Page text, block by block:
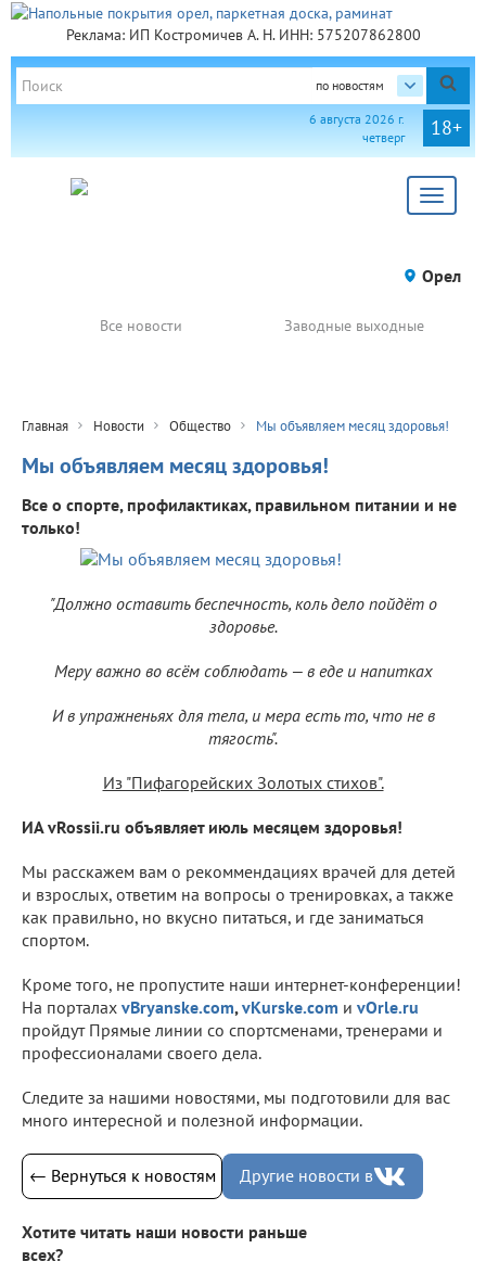
Реклама: ИП Костромичев А. Н. ИНН: 575207862800
по новостям
18+
6 августа 2026 г.
четверг
Toggle
Орел
Все новости Заводные выходные
Главная Новости Общество Мы объявляем месяц здоровья!
Мы объявляем месяц здоровья!
Все о спорте, профилактиках, правильном питании и не
только!
"Должно оставить беспечность, коль дело пойдёт о
здоровье.
Меру важно во всём соблюдать — в еде и напитках
И в упражненьях для тела, и мера есть то, что не в
тягость".
Из "Пифагорейских Золотых стихов".
ИА vRossii.ru объявляет июль месяцем здоровья!
Мы расскажем вам о рекоммендациях врачей для детей
и взрослых, ответим на вопросы о тренировках, а также
как правильно, но вкусно питаться, и где заниматься
спортом.
Кроме того, не пропустите наши интернет-конференции!
На порталах vBryanske.com, vKurske.com и vOrle.ru
пройдут Прямые линии со спортсменами, тренерами и
профессионалами своего дела.
Следите за нашими новостями, мы подготовили для вас
много интересной и полезной информации.
← Вернуться к новостям Другие новости в
Хотите читать наши новости раньше
всех?